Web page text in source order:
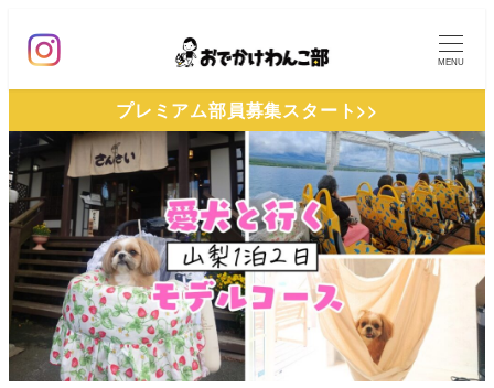
ン
ン
テ
ン
ツ
へ
移
動
MENU
プレミアム部員募集スタート>>